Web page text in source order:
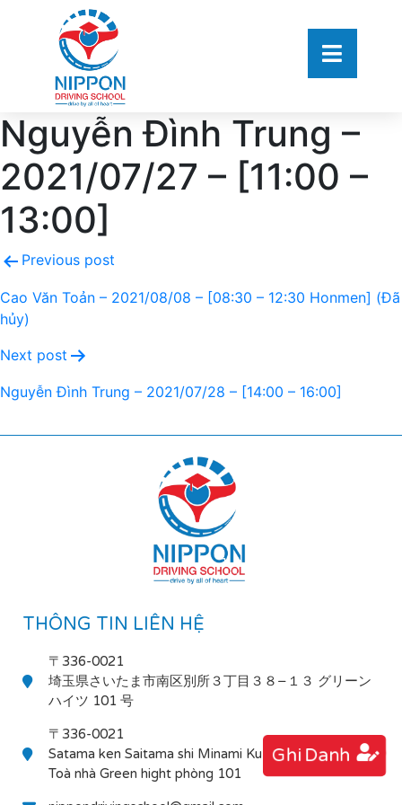
Nguyễn Đình Trung –
2021/07/27 – [11:00 –
13:00]
Previous post
Cao Văn Toản – 2021/08/08 – [08:30 – 12:30 Honmen] (Đã
hủy)
Next post
Nguyễn Đình Trung – 2021/07/28 – [14:00 – 16:00]
Ghi Danh
THÔNG TIN LIÊN HỆ
〒336-0021
埼玉県さいたま市南区別所３丁目３８−１３ グリーン
ハイツ 101 号
〒336-0021
Satama ken Saitama shi Minami Ku Bessho 3-38-13
Toà nhà Green hight phòng 101